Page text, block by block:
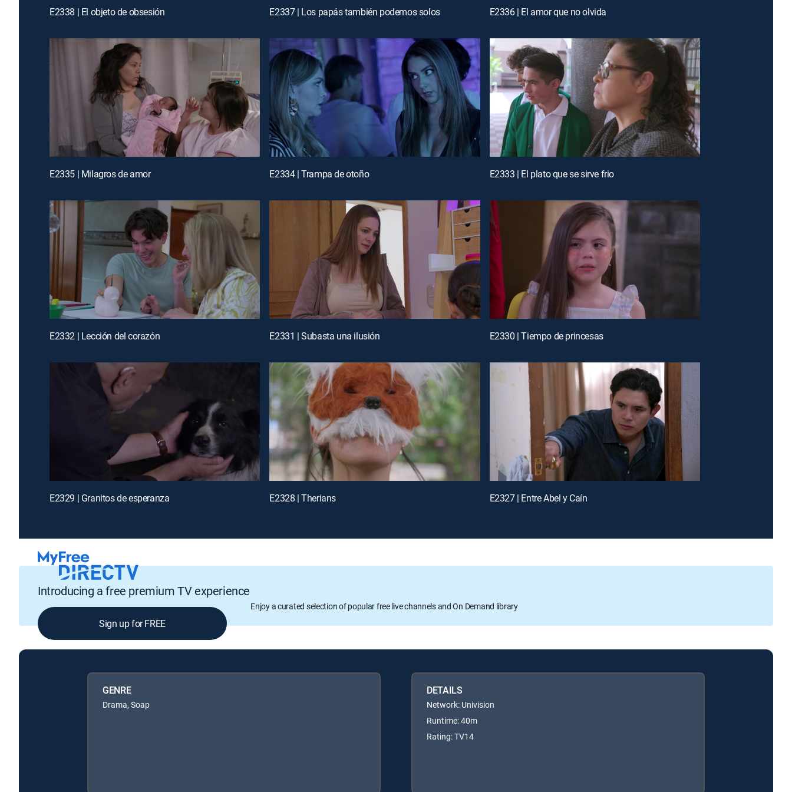
E2338 | El objeto de obsesión E2337 | Los papás también podemos solos E2336 | El amor que no olvida
E2335 | Milagros de amor E2334 | Trampa de otoño E2333 | El plato que se sirve frio
E2332 | Lección del corazón E2331 | Subasta una ilusión E2330 | Tiempo de princesas
E2329 | Granitos de esperanza E2328 | Therians E2327 | Entre Abel y Caín
Introducing a free premium TV experience
Enjoy a curated selection of popular free live channels and On Demand library
Sign up for FREE
GENRE
Drama, Soap
DETAILS
Network: Univision
Runtime: 40m
Rating: TV14